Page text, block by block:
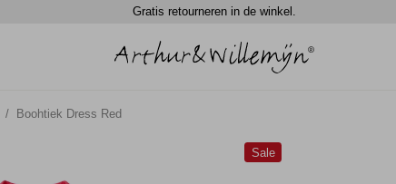
Gratis retourneren in de winkel.
Boohtiek Dress Red
Sale